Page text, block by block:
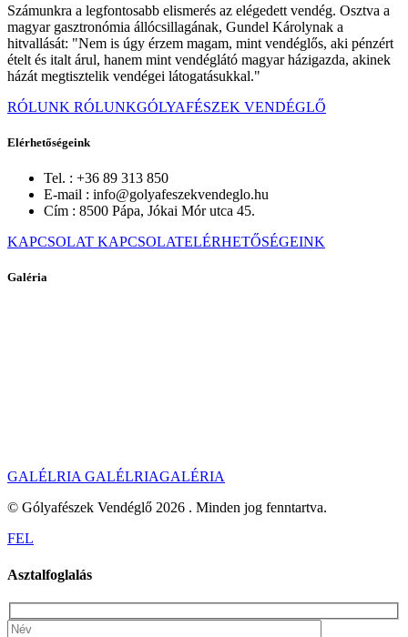
Számunkra a legfontosabb elismerés az elégedett vendég. Osztva a
magyar gasztronómia állócsillagának, Gundel Károlynak a
hitvallását: "Nem is úgy érzem magam, mint vendéglős, aki pénzért
ételt és italt árul, hanem mint vendéglátó magyar házigazda, akinek
házát megtisztelik vendégei látogatásukkal."
RÓLUNK RÓLUNKGÓLYAFÉSZEK VENDÉGLŐ
Elérhetőségeink
Tel. : +36 89 313 850
E-mail : info@golyafeszekvendeglo.hu
Cím : 8500 Pápa, Jókai Mór utca 45.
KAPCSOLAT KAPCSOLATELÉRHETŐSÉGEINK
Galéria
GALÉLRIA GALÉLRIAGALÉRIA
© Gólyafészek Vendéglő 2026 . Minden jog fenntartva.
FEL
Asztalfoglalás